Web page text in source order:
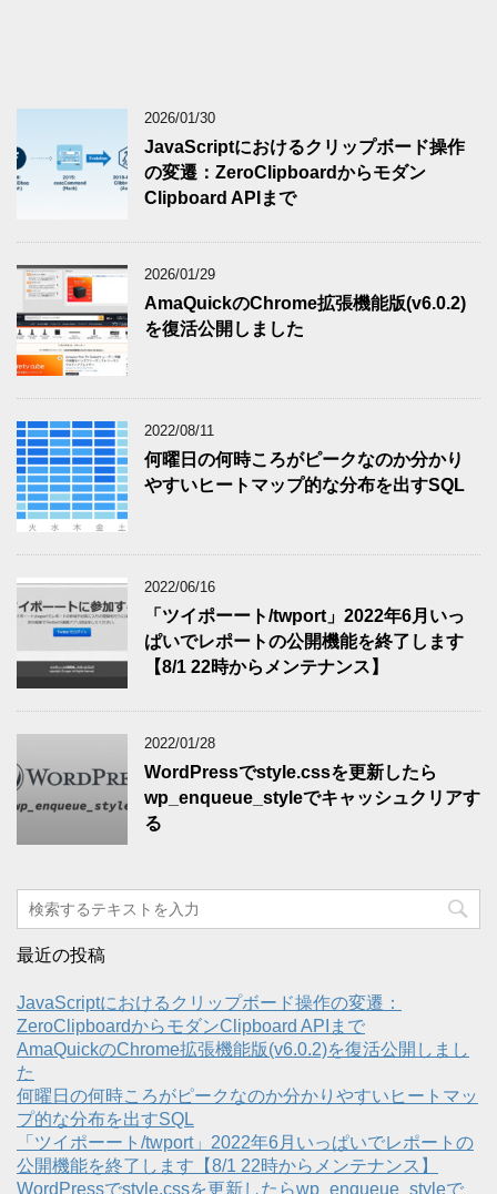
2026/01/30
JavaScriptにおけるクリップボード操作
の変遷：ZeroClipboardからモダン
Clipboard APIまで
2026/01/29
AmaQuickのChrome拡張機能版(v6.0.2)
を復活公開しました
2022/08/11
何曜日の何時ころがピークなのか分かり
やすいヒートマップ的な分布を出すSQL
2022/06/16
「ツイポーート/twport」2022年6月いっ
ぱいでレポートの公開機能を終了します
【8/1 22時からメンテナンス】
2022/01/28
WordPressでstyle.cssを更新したら
wp_enqueue_styleでキャッシュクリアす
る
最近の投稿
JavaScriptにおけるクリップボード操作の変遷：
ZeroClipboardからモダンClipboard APIまで
AmaQuickのChrome拡張機能版(v6.0.2)を復活公開しまし
た
何曜日の何時ころがピークなのか分かりやすいヒートマッ
プ的な分布を出すSQL
「ツイポーート/twport」2022年6月いっぱいでレポートの
公開機能を終了します【8/1 22時からメンテナンス】
WordPressでstyle.cssを更新したらwp_enqueue_styleで